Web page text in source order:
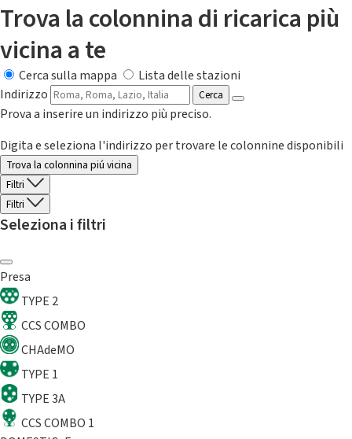
Trova la colonnina di ricarica più
vicina a te
Cerca sulla mappa
Lista delle stazioni
Indirizzo
Cerca
Prova a inserire un indirizzo più preciso.
Digita e seleziona l'indirizzo per trovare le colonnine disponibili
Trova la colonnina piú vicina
Filtri
Filtri
Seleziona i filtri
Presa
TYPE 2
CCS COMBO
CHAdeMO
TYPE 1
TYPE 3A
CCS COMBO 1